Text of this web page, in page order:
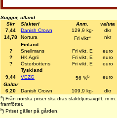
Suggor, utland
Skr
Slakteri Anm.
valuta
7,44
Danish Crown 129,9 kg-
dkr
14,78
Nortura Fri vikta
nkr
Finland
?
Snellmans Fri vikt, E
euro
?
HK Agrii Fri vikt, E
euro
?
Österbottens Fri vikt, E
euro
Tyskland
9,44
VEZG 56 %b
euro
Galtar
6,20
Danish Crown 109,9 kg- dkr
a) Från norska priser ska dras slaktdjursavgift, m
framfötter.
b) Priset gäller på gården.